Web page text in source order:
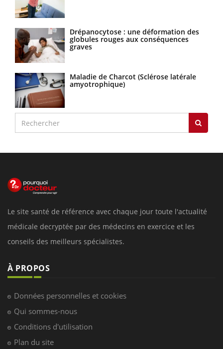
Drépanocytose : une déformation des
globules rouges aux conséquences
graves
Maladie de Charcot (Sclérose latérale
amyotrophique)
Le site santé de référence avec chaque jour toute l'actualité
médicale decryptée par des médecins en exercice et les
conseils des meilleurs spécialistes.
À PROPOS
Données personnelles et cookies
Qui sommes-nous
Conditions d'utilisation
Plan du site